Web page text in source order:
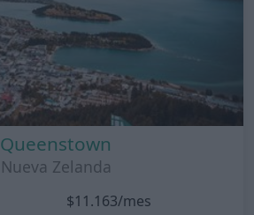
Queenstown
Nueva Zelanda
$11.163/mes